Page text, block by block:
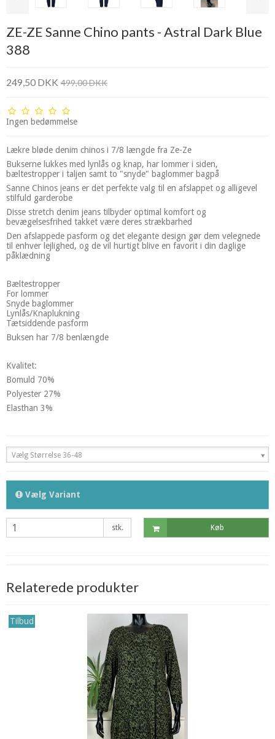
ZE-ZE Sanne Chino pants - Astral Dark Blue
388
249,50 DKK 499,00 DKK
Ingen bedømmelse
Lækre bløde denim chinos i 7/8 længde fra Ze-Ze
Bukserne lukkes med lynlås og knap, har lommer i siden,
bæltestropper i taljen samt to "snyde" baglommer bagpå
Sanne Chinos jeans er det perfekte valg til en afslappet og alligevel
stilfuld garderobe
Disse stretch denim jeans tilbyder optimal komfort og
bevægelsesfrihed takket være deres strækbarhed
Den afslappede pasform og det elegante design gør dem velegnede
til enhver lejlighed, og de vil hurtigt blive en favorit i din daglige
påklædning
Bæltestropper
For lommer
Snyde baglommer
Lynlås/Knaplukning
Tætsiddende pasform
Buksen har 7/8 benlængde
Kvalitet:
Bomuld 70%
Polyester 27%
Elasthan 3%
Vælg Størrelse 36-48
Vælg Variant
stk. Køb
Relaterede produkter
Tilbud